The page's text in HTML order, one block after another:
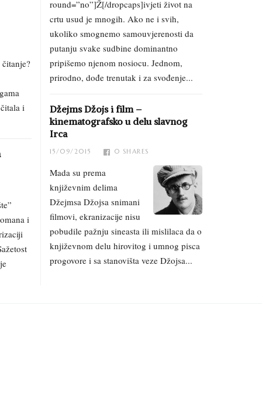
i
i
round=”no”]Ž[/dropcaps]ivjeti život na
crtu usud je mnogih. Ako ne i svih,
ukoliko smognemo samouvjerenosti da
putanju svake sudbine dominantno
pripišemo njenom nosiocu. Jednom,
prirodno, dođe trenutak i za svođenje...
Džejms Džojs i film –
kinematografsko u delu slavnog
Irca
15/09/2015 0 SHARES
Mada su prema
književnim delima
Džejmsa Džojsa snimani
filmovi, ekranizacije nisu
pobudile pažnju sineasta ili mislilaca da o
književnom delu hirovitog i umnog pisca
progovore i sa stanovišta veze Džojsa...